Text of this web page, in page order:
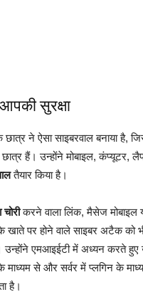
सुरक्षा
के छात्र ने ऐसा साइबरवाल बनाया
हैं। उन्होंने मोबाइल, कंप्यूटर,
तैयार किया है।
चोरीकरने वाला लिंक, मैसेज मोबाइल
के खाते पर होने वाले साइबर अटैक
एमआइईटी में अध्यन करते हुए
से और सर्वर में प्लगिन के
है।